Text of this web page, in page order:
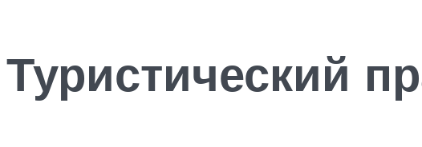
Туристический